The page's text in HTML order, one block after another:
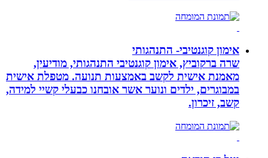
אימון קוגנטיבי- התנהגותי
שרה ברקוביץ, אימון קוגנטיבי התנהגותי, מודיעין,
מאמנת אישית לקשב באמצעות תנועה. מטפלת אישית
במבוגרים, ילדים ונוער אשר אובחנו כבעלי קשיי למידה,
קשב, זיכרון.